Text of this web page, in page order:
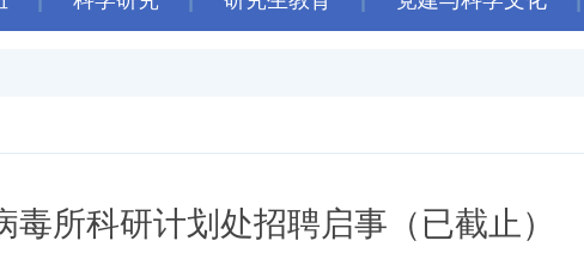
毒所科研计划处招聘启事（已截止）